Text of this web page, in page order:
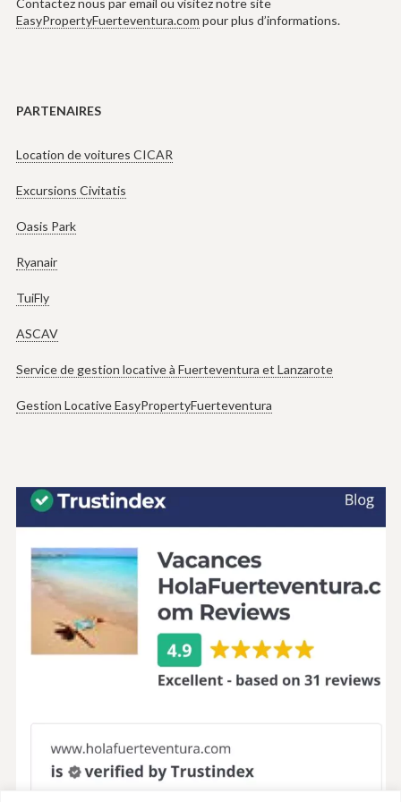
Contactez nous par email ou visitez notre site
EasyPropertyFuerteventura.com pour plus d’informations.
PARTENAIRES
Location de voitures CICAR
Excursions Civitatis
Oasis Park
Ryanair
TuiFly
ASCAV
Service de gestion locative à Fuerteventura et Lanzarote
Gestion Locative EasyPropertyFuerteventura